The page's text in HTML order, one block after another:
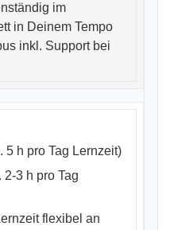
im
in Deinem Tempo
inkl. Support bei
5 h pro Tag Lernzeit)
2-3 h pro Tag
flexibel an